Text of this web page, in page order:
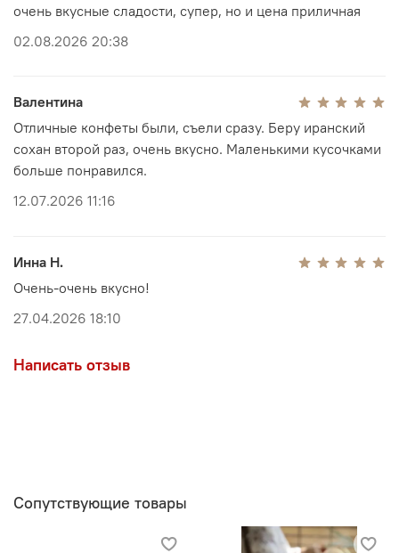
Подлинный иранский сохан от проверенных
поставки
Бережная упаковка и доставка по всей России
Состав: мука, пророщенные ростки пшеницы, яичный
желток, сливочное масло, фисташка, миндаль, сахар,
очень вкусные сладости, супер, но и цена приличная
02.08.2026 20:38
Валентина
Отличные конфеты были, съели сразу. Беру иранский
сохан второй раз, очень вкусно. Маленькими кусочками
больше понравился.
12.07.2026 11:16
Инна Н.
Очень-очень вкусно!
27.04.2026 18:10
Написать отзыв
Сопутствующие товары